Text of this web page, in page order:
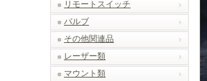
リモートスイッチ
バルブ
その他関連品
レーザー類
マウント類